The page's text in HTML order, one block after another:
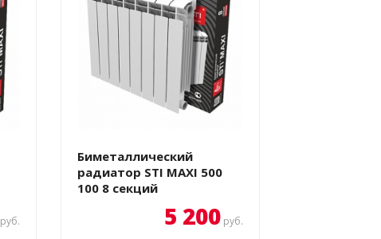
руб.
Биметаллический
радиатор STI MAXI 500
100 8 секций
5 200 руб.